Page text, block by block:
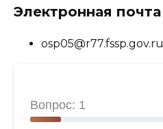
Электронная почта
osp05@r77.fssp.gov.ru